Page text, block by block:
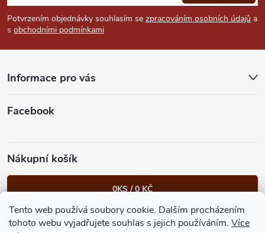
Tento web používá soubory cookie. Dalším procházením
tohoto webu vyjadřujete souhlas s jejich používáním. Více
u
p
a
Potvrzením objednávky souhlasím se zpracováním osobních údajů a
s obchodními podmínkami
Informace pro vás
Facebook
Nákupní košík
0KS /0 KČ
Heureka.cz Facebook Instagram Bonvolo - přidej se taky